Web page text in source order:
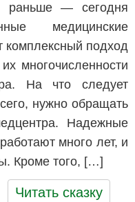
раньше — сегодня
медицинские
комплексный подход
многочисленности
На что следует
нужно обращать
Надежные
много лет, и
Кроме того, […]
Читать сказку